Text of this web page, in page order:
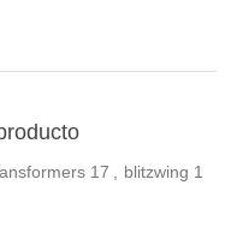
17 blitzwing 1